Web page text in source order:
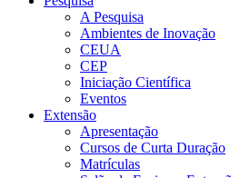
A Pesquisa
Ambientes de Inovação
CEUA
CEP
Iniciação Científica
Eventos
Extensão
Apresentação
Cursos de Curta Duração
Matrículas